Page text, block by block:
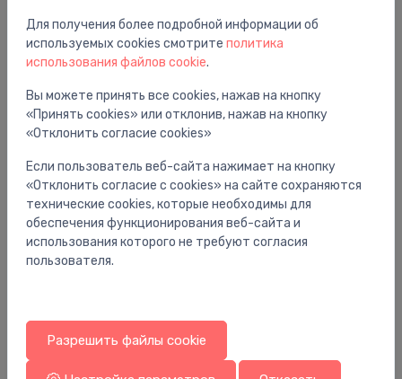
Вам также может понравиться
Унитазы с функцией биде
pods JIKAclean Mila rimless, 415x610 mm,
Для получения более подробной информации об
используемых cookies смотрите политика
использования файлов cookie.
Вы можете принять все cookies, нажав на кнопку
«Принять cookies» или отклонив, нажав на кнопку
«Отклонить согласие cookies»
Если пользователь веб-сайта нажимает на кнопку
«Отклонить согласие с cookies» на сайте сохраняются
технические cookies, которые необходимы для
обеспечения функционирования веб-сайта и
использования которого не требуют согласия
пользователя.
Разрешить файлы cookie